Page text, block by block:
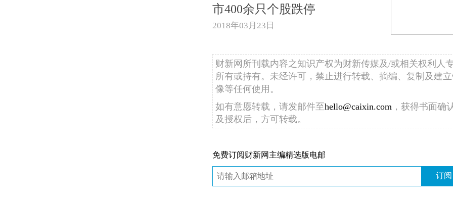
市400余只个股跌停
2018年03月23日
财新网所刊载内容之知识产权为财新传媒及/或相关权利人
所有或持有。未经许可，禁止进行转载、摘编、复制及建
像等任何使用。
如有意愿转载，请发邮件至hello@caixin.com ，获得书面确
及授权后，方可转载。
免费订阅财新网主编精选版电邮
订阅